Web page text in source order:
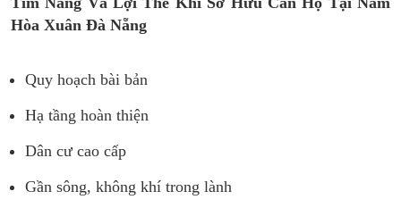
Hòa Xuân Đà Nẵng
Quy hoạch bài bản
Hạ tầng hoàn thiện
Dân cư cao cấp
Gần sông, không khí trong lành